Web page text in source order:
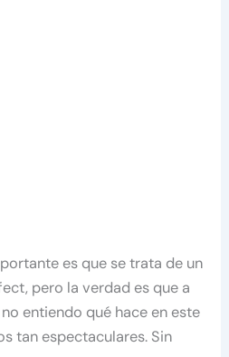
es que se trata de un
pero la verdad es que a
entiendo qué hace en este
tan espectaculares. Sin